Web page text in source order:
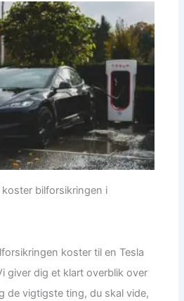
koster bilforsikringen i
koster til en Tesla
giver dig et klart overblik over
de vigtigste ting, du skal vide,